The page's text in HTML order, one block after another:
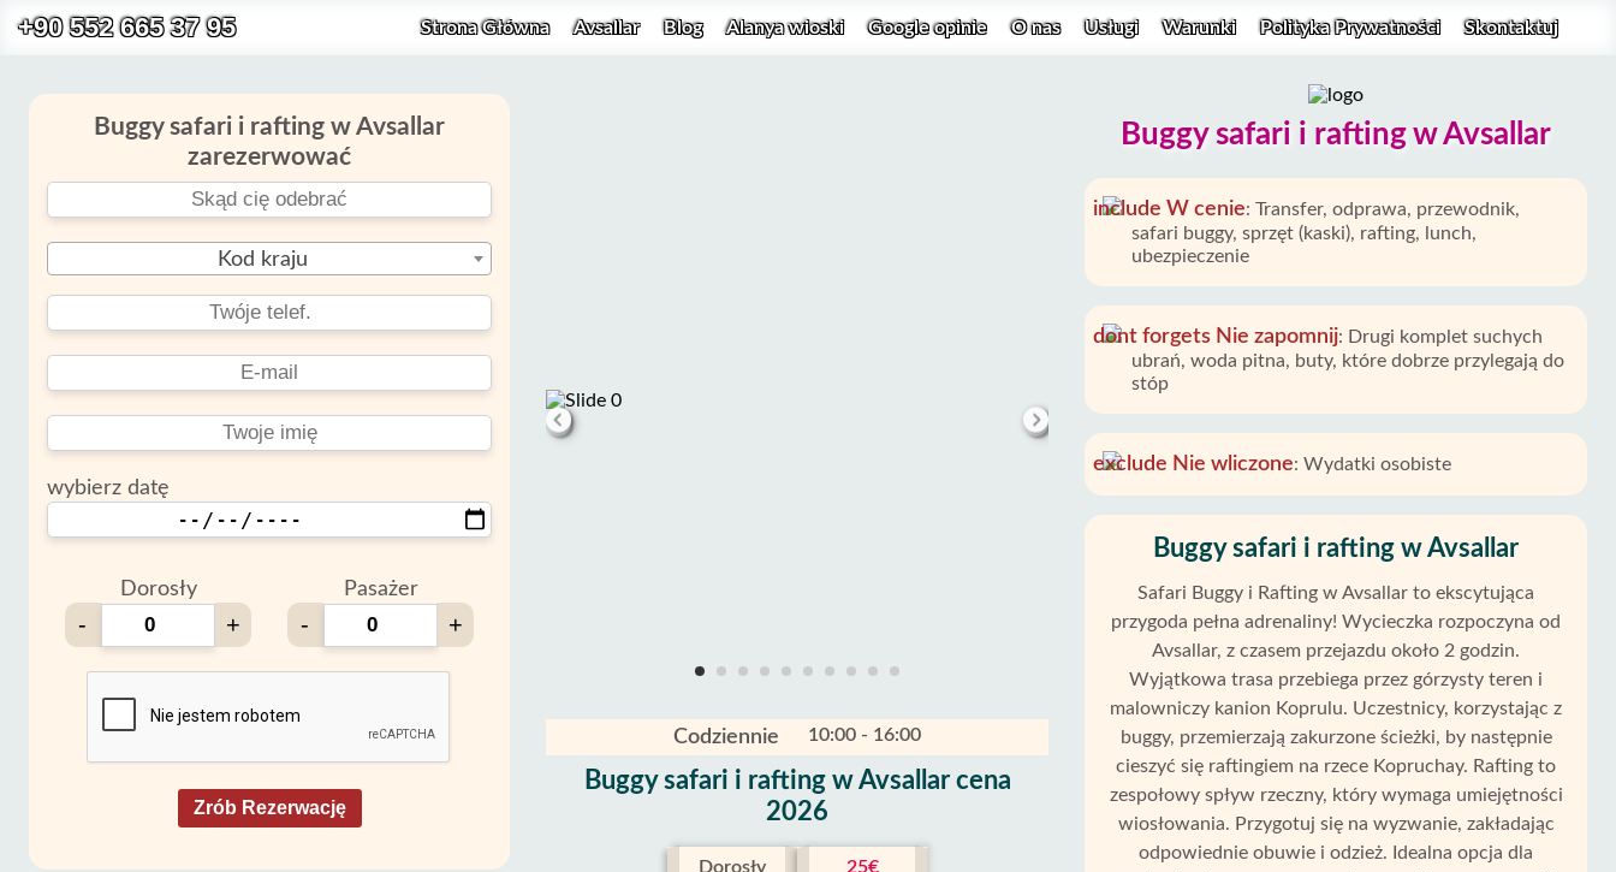
+90 552 665 37 95 Strona Główna Avsallar Blog Alanya wioski Google opinie O nas Usługi Warunki Polityka Prywatności Skontaktuj
Buggy safari i rafting w Avsallar
W cenie: Transfer, odprawa, przewodnik,
safari buggy, sprzęt (kaski), rafting, lunch,
ubezpieczenie
Nie zapomnij: Drugi komplet suchych
ubrań, woda pitna, buty, które dobrze przylegają do
stóp
Nie wliczone: Wydatki osobiste
Buggy safari i rafting w Avsallar
Safari Buggy i Rafting w Avsallar to ekscytująca
przygoda pełna adrenaliny! Wycieczka rozpoczyna od
Avsallar, z czasem przejazdu około 2 godzin.
Wyjątkowa trasa przebiega przez górzysty teren i
malowniczy kanion Koprulu. Uczestnicy, korzystając z
buggy, przemierzają zakurzone ścieżki, by następnie
cieszyć się raftingiem na rzece Kopruchay. Rafting to
zespołowy spływ rzeczny, który wymaga umiejętności
wiosłowania. Przygotuj się na wyzwanie, zakładając
odpowiednie obuwie i odzież. Idealna opcja dla
Codziennie 10:00 - 16:00
Buggy safari i rafting w Avsallar cena
2026
Dorosły 25€
Buggy safari i rafting w Avsallar
zarezerwować
Kod kraju
wybierz datę
Dorosły
- +
Pasażer
- +
Zrób Rezerwację